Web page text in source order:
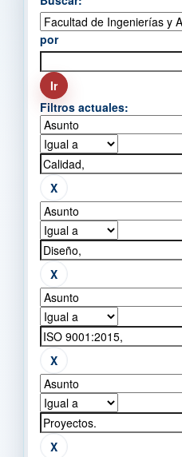
por
Filtros actuales: